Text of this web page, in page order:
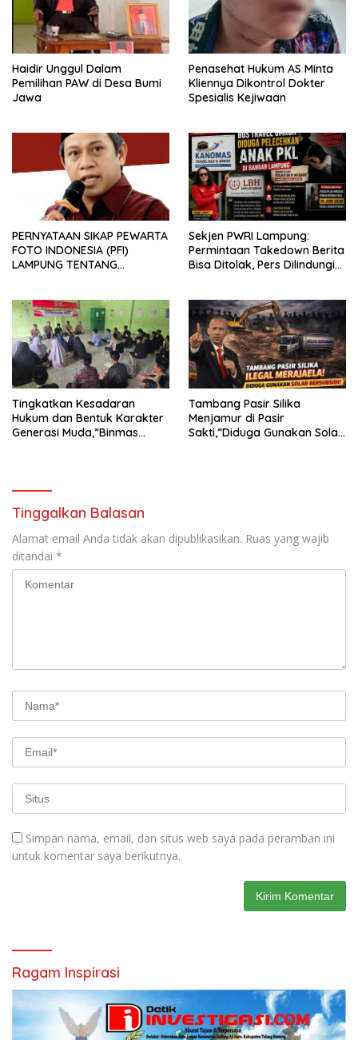
Haidir Unggul Dalam
Pemilihan PAW di Desa Bumi
Jawa
Penasehat Hukum AS Minta
Kliennya Dikontrol Dokter
Spesialis Kejiwaan
PERNYATAAN SIKAP PEWARTA
FOTO INDONESIA (PFI)
LAMPUNG TENTANG
TERHADAP JURNALIS DI
PENGADILAN NEGERI
TANJUNG KARANG.
Sekjen PWRI Lampung:
Permintaan Takedown Berita
Bisa Ditolak, Pers Dilindungi
Tingkatkan Kesadaran
Hukum dan Bentuk Karakter
Generasi Muda,”Binmas
Tambang Pasir Silika
Menjamur di Pasir
Sakti,”Diduga Gunakan Solar
Tinggalkan Balasan
Alamat email Anda tidak akan dipublikasikan. Ruas yang wajib
ditandai *
Simpan nama, email, dan situs web saya pada peramban ini
untuk komentar saya berikutnya.
Ragam Inspirasi